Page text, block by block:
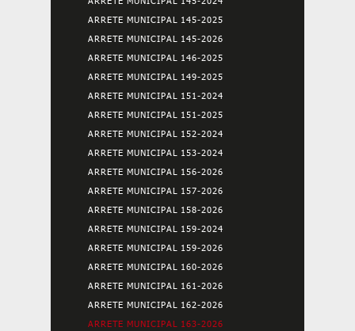
ARRETE MUNICIPAL 145-2025
ARRETE MUNICIPAL 145-2026
ARRETE MUNICIPAL 146-2025
ARRETE MUNICIPAL 149-2025
ARRETE MUNICIPAL 151-2024
ARRETE MUNICIPAL 151-2025
ARRETE MUNICIPAL 152-2024
ARRETE MUNICIPAL 153-2024
ARRETE MUNICIPAL 156-2026
ARRETE MUNICIPAL 157-2026
ARRETE MUNICIPAL 158-2026
ARRETE MUNICIPAL 159-2024
ARRETE MUNICIPAL 159-2026
ARRETE MUNICIPAL 160-2026
ARRETE MUNICIPAL 161-2026
ARRETE MUNICIPAL 162-2026
ARRETE MUNICIPAL 163-2026